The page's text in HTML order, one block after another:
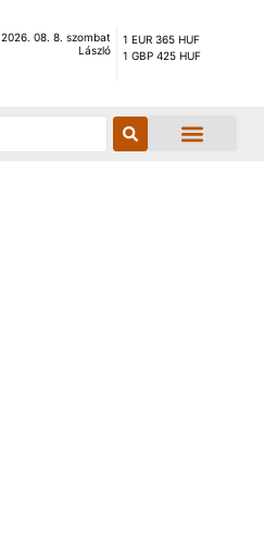
2026. 08. 8. szombat
László
1 EUR 365 HUF
1 GBP 425 HUF